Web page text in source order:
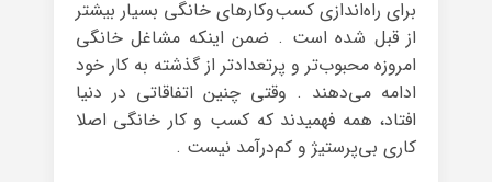
برای راه‌اندازی کسب‌وکارهای خانگی بسیار بیشتر
از قبل شده است . ضمن اینکه مشاغل خانگی
امروزه محبوب‌تر و پرتعدادتر از گذشته به کار خود
ادامه می‌دهند . وقتی چنین اتفاقاتی در دنیا
افتاد، همه فهمیدند که کسب و کار خانگی اصلا
کاری بی‌پرستیژ و کم‌درآمد نیست .